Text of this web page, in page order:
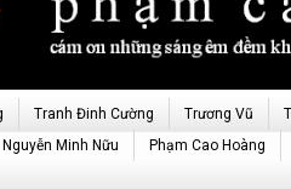
Tranh Đinh Cường Trương Vũ
Nguyễn Minh Nữu Phạm Cao Hoàng